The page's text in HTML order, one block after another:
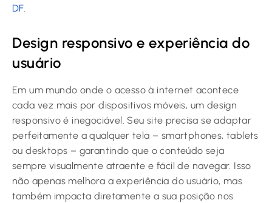
DF.
Design responsivo e experiência do
usuário
Em um mundo onde o acesso à internet acontece
cada vez mais por dispositivos móveis, um design
responsivo é inegociável. Seu site precisa se adaptar
perfeitamente a qualquer tela – smartphones, tablets
ou desktops – garantindo que o conteúdo seja
sempre visualmente atraente e fácil de navegar. Isso
não apenas melhora a experiência do usuário, mas
também impacta diretamente a sua posição nos